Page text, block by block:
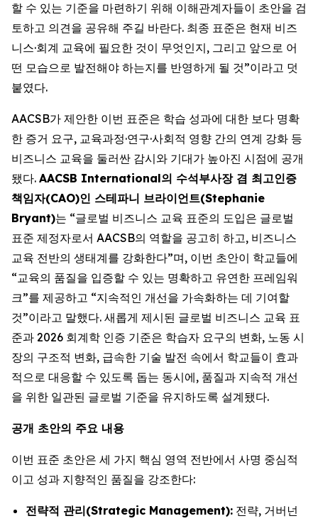
할 수 있는 기준을 마련하기 위해 이해관계자들이 초안을 검
토하고 의견을 공유해 주길 바란다. 최종 표준은 현재 비즈
니스·회계 교육에 필요한 것이 무엇인지, 그리고 앞으로 어
떤 모습으로 발전해야 하는지를 반영하게 될 것”이라고 덧
붙였다.
AACSB가 제안한 이번 표준은 학습 성과에 대한 보다 명확
한 증거 요구, 교육과정·연구·사회적 영향 간의 연계 강화 등
비즈니스 교육을 둘러싼 감시와 기대가 높아진 시점에 공개
됐다. AACSB International의 수석부사장 겸 최고인증
책임자(CAO)인 스테파니 브라이언트(Stephanie
Bryant)는 “글로벌 비즈니스 교육 표준의 도입은 글로벌
표준 제정자로서 AACSB의 역할을 공고히 하고, 비즈니스
교육 전반의 생태계를 강화한다”며, 이번 초안이 학교들에
“교육의 품질을 입증할 수 있는 명확하고 유연한 프레임워
크”를 제공하고 “지속적인 개선을 가속화하는 데 기여할
것”이라고 말했다. 새롭게 제시된 글로벌 비즈니스 교육 표
준과 2026 회계학 인증 기준은 학습자 요구의 변화, 노동 시
장의 구조적 변화, 급속한 기술 발전 속에서 학교들이 효과
적으로 대응할 수 있도록 돕는 동시에, 품질과 지속적 개선
을 위한 일관된 글로벌 기준을 유지하도록 설계됐다.
공개 초안의 주요 내용
이번 표준 초안은 세 가지 핵심 영역 전반에서 사명 중심적
이고 성과 지향적인 품질을 강조한다:
전략적 관리(Strategic Management): 전략, 거버넌